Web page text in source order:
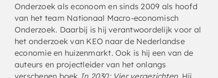
Onderzoek als econoom en sinds 2009 als hoofd
van het team Nationaal Macro-economisch
Onderzoek. Daarbij is hij verantwoordelijk voor al
het onderzoek van KEO naar de Nederlandse
economie en huizenmarkt. Ook is hij een van de
auteurs en projectleider van het onlangs
verschenen boek In 2030: Vier vergezichten. Hij